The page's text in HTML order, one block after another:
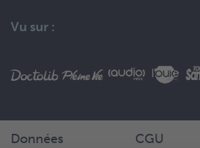
Vu sur :
Données
CGU